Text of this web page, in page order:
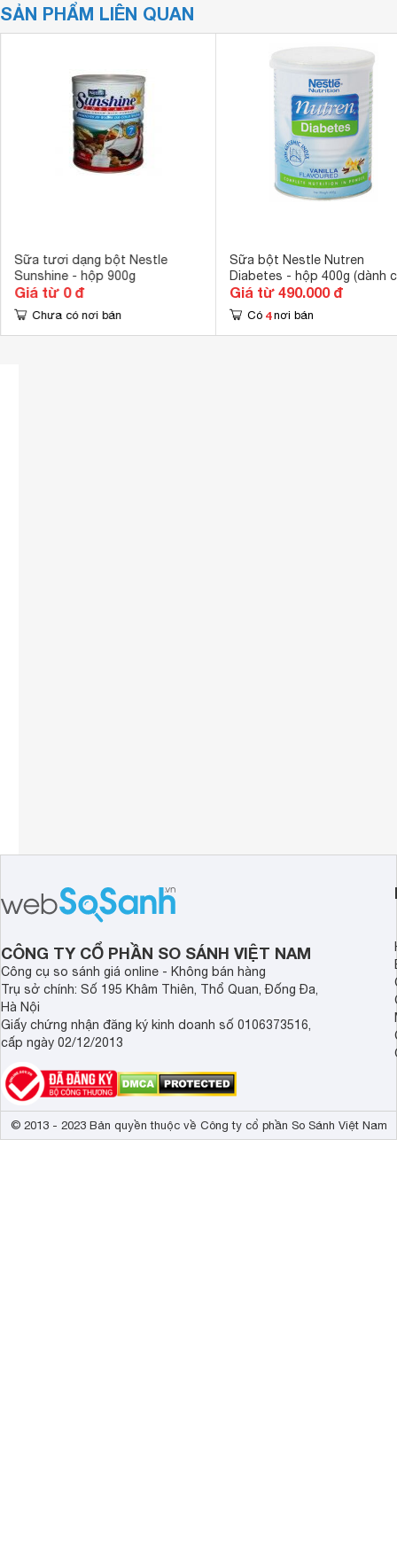
SẢN PHẨM LIÊN QUAN
Sữa tươi dạng bột Nestle
Sunshine - hộp 900g
Giá từ 0 đ
Chưa có nơi bán
Sữa bột Nestle Nutren
Diabetes - hộp 400g (dành
người bị bệnh đái tháo
Giá từ 490.000 đ
Có 4 nơi bán
CÔNG TY CỔ PHẦN SO SÁNH VIỆT NAM
Công cụ so sánh giá online - Không bán hàng
Trụ sở chính: Số 195 Khâm Thiên, Thổ Quan, Đống Đa,
Hà Nội
Giấy chứng nhận đăng ký kinh doanh số 0106373516,
cấp ngày 02/12/2013
© 2013 - 2023 Bản quyền thuộc về Công ty cổ phần So Sánh Việt Nam